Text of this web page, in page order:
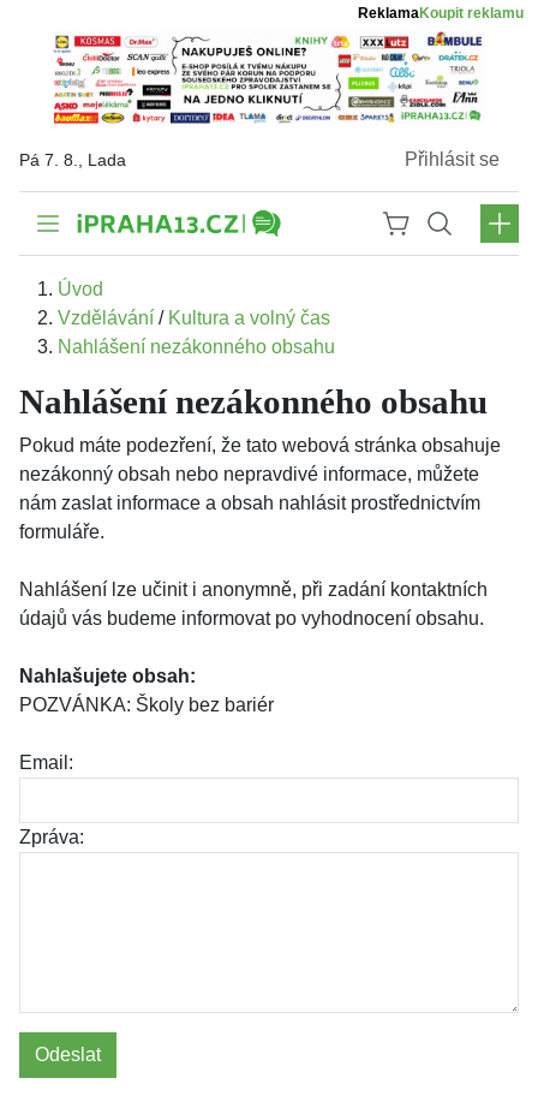
ReklamaKoupit reklamu
Pá 7. 8., Lada Přihlásit se
Úvod
Vzdělávání / Kultura a volný čas
Nahlášení nezákonného obsahu
Nahlášení nezákonného obsahu
Pokud máte podezření, že tato webová stránka obsahuje
nezákonný obsah nebo nepravdivé informace, můžete
nám zaslat informace a obsah nahlásit prostřednictvím
formuláře.
Nahlášení lze učinit i anonymně, při zadání kontaktních
údajů vás budeme informovat po vyhodnocení obsahu.
Nahlašujete obsah:
POZVÁNKA: Školy bez bariér
Email:
Zpráva:
Odeslat